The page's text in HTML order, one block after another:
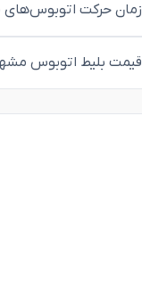
زمان حرکت
قیمت بلیط اتوبوس